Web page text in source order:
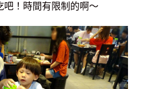
吧！時間有限制的啊～